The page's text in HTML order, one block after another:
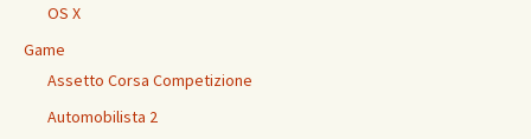
OS X
Game
Assetto Corsa Competizione
Automobilista 2